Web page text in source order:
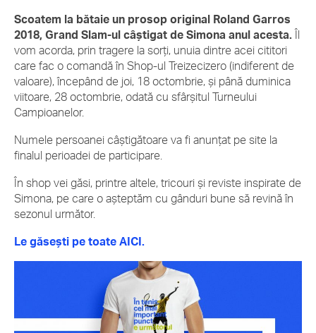
Scoatem la bătaie un prosop original Roland Garros
2018, Grand Slam-ul câștigat de Simona anul acesta. Îl
vom acorda, prin tragere la sorți, unuia dintre acei cititori
care fac o comandă în Shop-ul Treizecizero (indiferent de
valoare), începând de joi, 18 octombrie, și până duminica
viitoare, 28 octombrie, odată cu sfârșitul Turneului
Campioanelor.
Numele persoanei câștigătoare va fi anunțat pe site la
finalul perioadei de participare.
În shop vei găsi, printre altele, tricouri și reviste inspirate de
Simona, pe care o așteptăm cu gânduri bune să revină în
sezonul următor.
Le găsești pe toate AICI.